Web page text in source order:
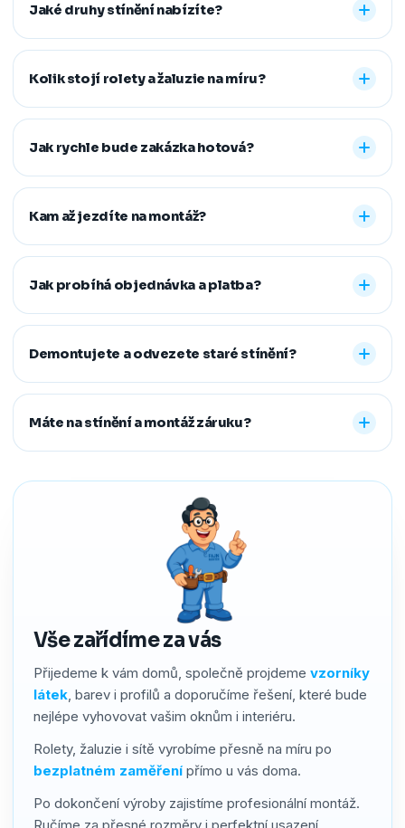
Vše zařídíme za vás
Přijedeme k vám domů, společně projdeme vzorníky
látek, barev i profilů a doporučíme řešení, které bude
nejlépe vyhovovat vašim oknům i interiéru.
Rolety, žaluzie i sítě vyrobíme přesně na míru po
bezplatném zaměření přímo u vás doma.
Po dokončení výroby zajistíme profesionální montáž.
Jaké druhy stínění nabízíte?
Nabízíme vnitřní i venkovní stínění na míru: rolety den a
noc, plisé rolety, římské, látkové a termo rolety, vertikální,
dřevěné, bambusové i hliníkové žaluzie a sítě proti
hmyzu. Vyrobíme řešení pro běžná, střešní i atypická
Kolik stojí rolety a žaluzie na míru?
Konečná cena se odvíjí od zvoleného typu stínění a jeho
vodicích lišt, rozměru oken i vybrané látky či dekoru.
Přesnou cenovou nabídku vám připravíme zdarma.
Jak rychle bude zakázka hotová?
Standardní dodací lhůta je 7–14 pracovních dní od
zabere 1–2 hodiny, větší zakázky zvládneme během
jednoho dne. Pokud na termín spěcháte, vždy se snažíme
Kam až jezdíte na montáž?
Působíme především v Moravskoslezském,
Pardubickém a Zlínském kraji, na Vysočině a v Praze. V
rámci našeho regionu dopravu neúčtujeme, vzdálenější
Jak probíhá objednávka a platba?
Stačí nám zavolat, napsat nebo vyplnit nezávazný
formulář. Po výběru řešení skládáte zálohu na materiál a
doplatek hradíte až po dokončené montáži, když je vše
hotové a vy spokojení. Preferujeme platbu převodem,
Demontujete a odvezete staré stínění?
Ano. Staré žaluzie nebo rolety za vás profesionálně
předem říct a o všechno se postaráme, abyste neměli
žádné starosti navíc.
Máte na stínění a montáž záruku?
podle typu stínění. Používáme kvalitní materiály a precizní
zpracování, a pokud by přesto bylo potřeba cokoliv řešit,
náš servis vyřídíme rychle a férově.